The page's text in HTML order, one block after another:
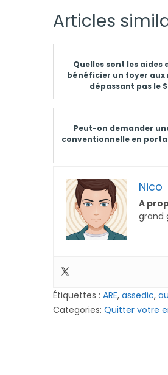
Articles
Quelles sont les aides
bénéficier un foyer aux
dépassant pas le
Peut-on demander
conventionnelle en
Nico
A
grand
Étiquettes : ARE, assedic,
Categories: Quitter votre